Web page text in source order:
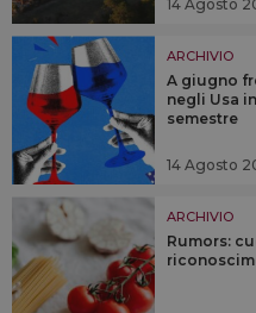
ARCHIVIO
A giugno
negli Usa
semestre
14 Agosto
ARCHIVIO
Rumors: